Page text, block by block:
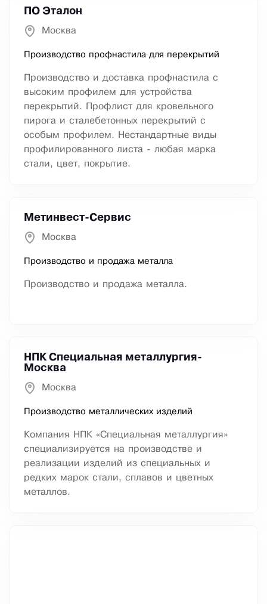
ПО Эталон
Москва
Производство профнастила для перекрытий
Производство и доставка профнастила с
высоким профилем для устройства
перекрытий. Профлист для кровельного
пирога и сталебетонных перекрытий с
особым профилем. Нестандартные виды
профилированного листа - любая марка
стали, цвет, покрытие.
Метинвест-Сервис
Москва
Производство и продажа металла
Производство и продажа металла.
НПК Специальная металлургия-
Москва
Москва
Производство металлических изделий
Компания НПК «Специальная металлургия»
специализируется на производстве и
реализации изделий из специальных и
редких марок стали, сплавов и цветных
металлов.